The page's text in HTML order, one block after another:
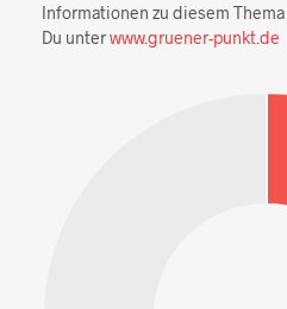
Informationen zu diesem
Du unterwww.gruener-punkt.de